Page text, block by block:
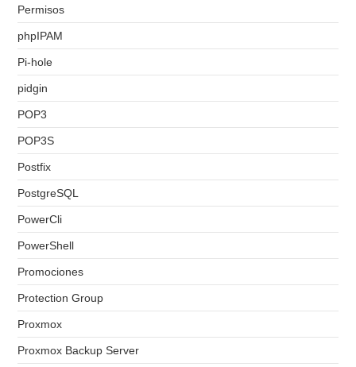
Permisos
phpIPAM
Pi-hole
pidgin
POP3
POP3S
Postfix
PostgreSQL
PowerCli
PowerShell
Promociones
Protection Group
Proxmox
Proxmox Backup Server